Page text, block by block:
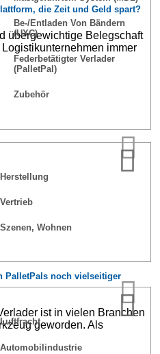
Be-/Entladen Von Bändern
(UXC)
Federbetätigter Verlader
(PalletPal)
Zubehör
Herstellung
Vertrieb
Szenen, Wohnen
Luftfracht
Automobilindustrie
die Zeit und Geld spart?
übergewichtige Belegschaft
immer
PalletPals noch vielseitiger
ist in vielen Branchen
geworden. Als